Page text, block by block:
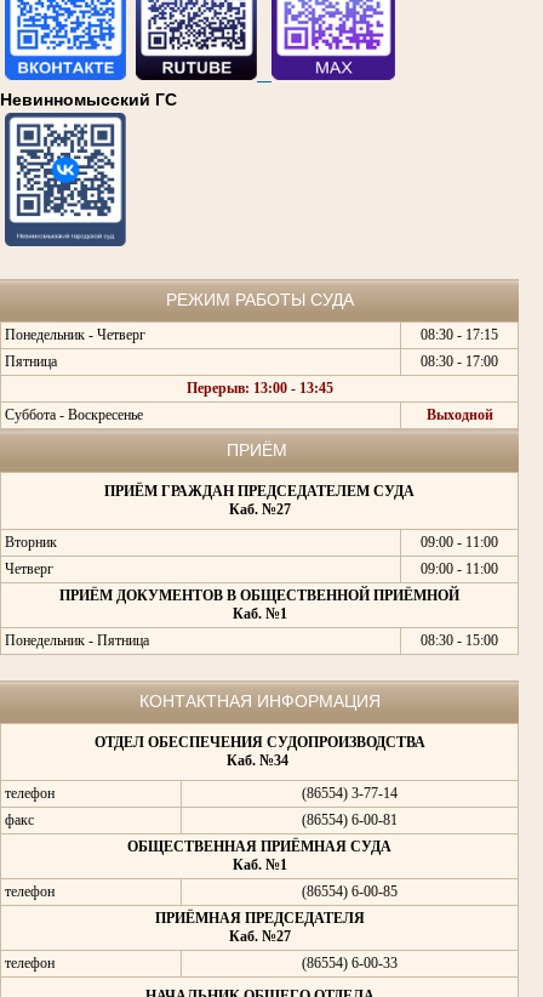
Невинномысский ГС
РЕЖИМ РАБОТЫ СУДА
Понедельник - Четверг
08:30 - 17:15
Пятница
08:30 - 17:00
Перерыв: 13:00 - 13:45
Суббота - Воскресенье
Выходной
ПРИЁМ
ПРИЁМ ГРАЖДАН ПРЕДСЕДАТЕЛЕМ СУДА
Каб. №27
Вторник
09:00 - 11:00
Четверг
09:00 - 11:00
ПРИЁМ ДОКУМЕНТОВ В ОБЩЕСТВЕННОЙ ПРИЁМНОЙ
Каб. №1
Понедельник - Пятница
08:30 - 15:00
КОНТАКТНАЯ ИНФОРМАЦИЯ
ОТДЕЛ ОБЕСПЕЧЕНИЯ СУДОПРОИЗВОДСТВА
Каб. №34
телефон
(86554) 3-77-14
факс
(86554) 6-00-81
ОБЩЕСТВЕННАЯ ПРИЁМНАЯ СУДА
Каб. №1
телефон
(86554) 6-00-85
ПРИЁМНАЯ ПРЕДСЕДАТЕЛЯ
Каб. №27
телефон
(86554) 6-00-33